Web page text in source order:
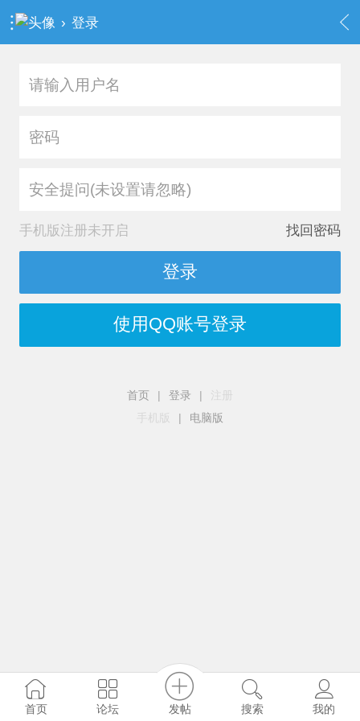
› 登录
安全提问(未设置请忽略)
手机版注册未开启 找回密码
登录
使用QQ账号登录
首页 | 登录 |
手机版
| 电脑版
首页 论坛 发帖 搜索 我的